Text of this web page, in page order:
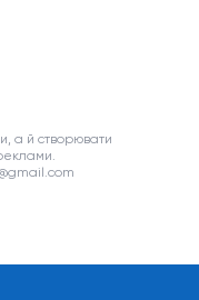
а й створювати